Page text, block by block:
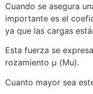
Cuando se asegura
importante es el
ya que las cargas
Esta fuerza se
rozamiento µ (Mu).
Cuanto mayor sea